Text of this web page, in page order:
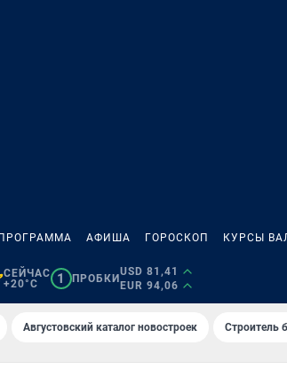
АФИША ГОРОСКОП КУРСЫ
СЕЙЧАС
+20°C
1 ПРОБКИ
USD 81,41
EUR 94,06
Августовский каталог новостроек Строитель